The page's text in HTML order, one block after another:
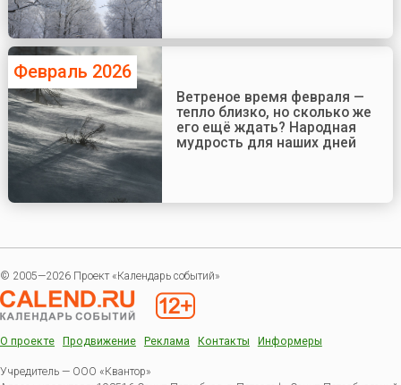
Февраль 2026
Ветреное время февраля —
тепло близко, но сколько же
его ещё ждать? Народная
мудрость для наших дней
© 2005—2026 Проект «Календарь событий»
О проекте Продвижение Реклама Контакты Информеры
Учредитель — ООО «Квантор»